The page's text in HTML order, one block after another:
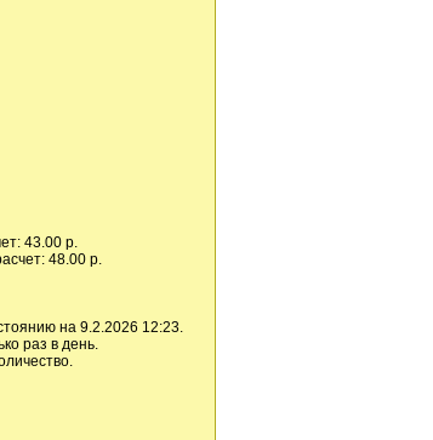
43.00 р.
48.00 р.
на 9.2.2026 12:23.
раз в день.